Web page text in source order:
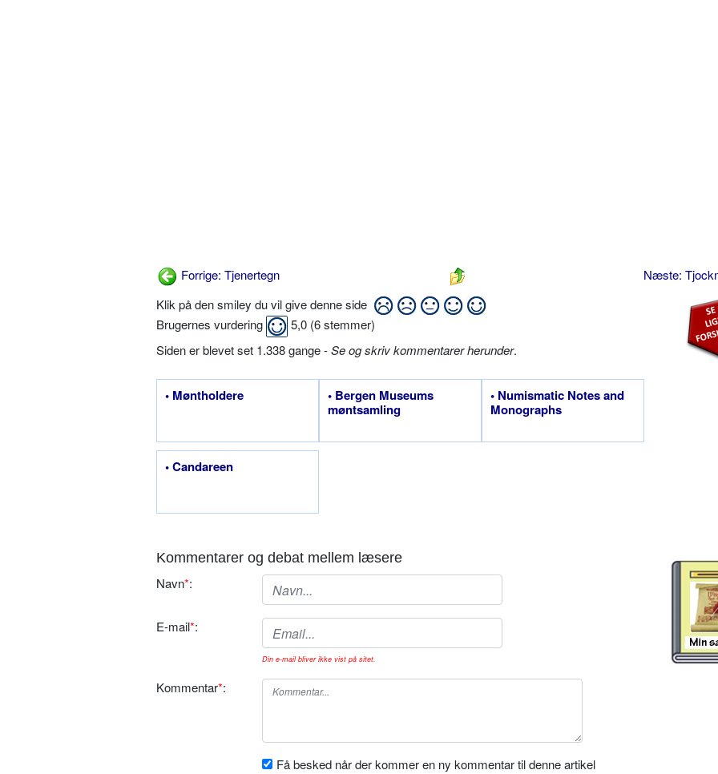
Forrige: Tjenertegn
Næste:
Klik på den smiley du vil give denne side
Brugernes vurdering
5,0 (6stemmer)
Siden er blevet set 1.338 gange -Se og skriv kommentarer herunder.
• Møntholdere
• Bergen Museums
møntsamling
• Numismatic Notes and
Monographs
• Candareen
Kommentarer og debat mellem læsere
Navn*:
E-mail*:
Din e-mail bliver ikke vist på sitet.
Kommentar*:
Få besked når der kommer en ny kommentar til denne artikel